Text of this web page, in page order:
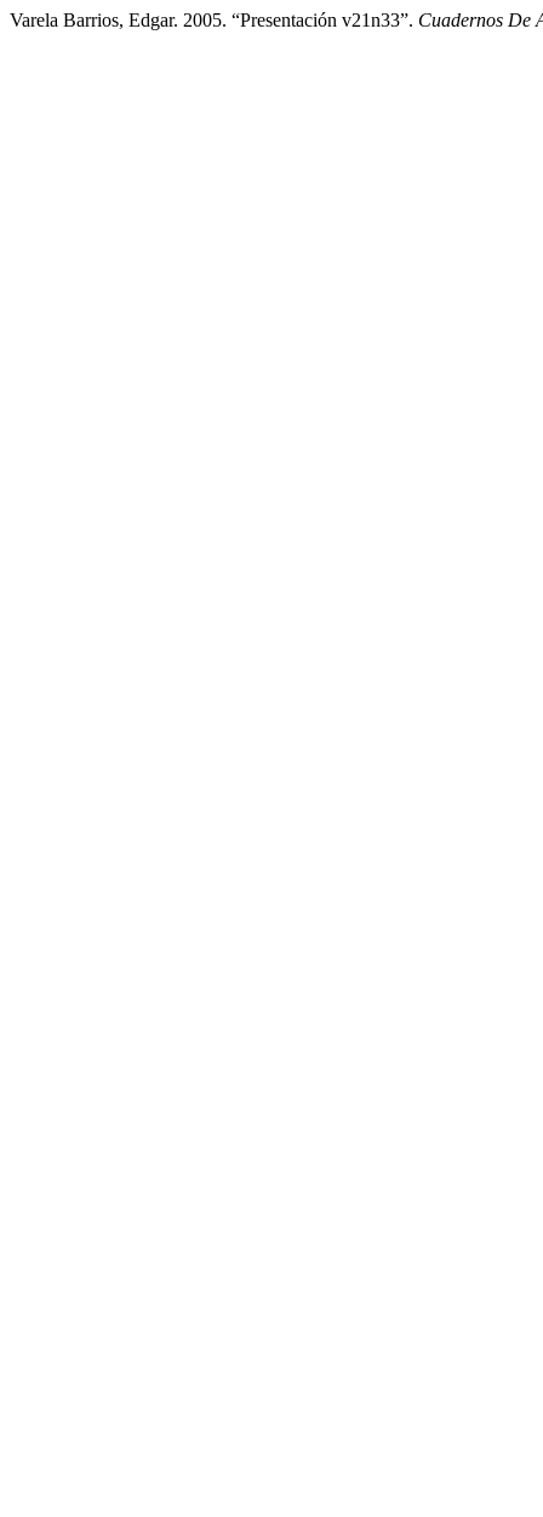
Varela Barrios, Edgar. 2005. “Presentación v21n33”. Cuadernos De